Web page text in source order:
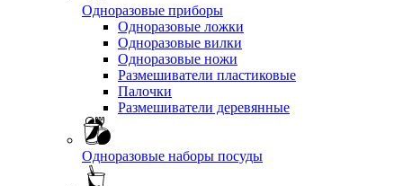
Одноразовые приборы
Одноразовые ложки
Одноразовые вилки
Одноразовые ножи
Размешиватели пластиковые
Палочки
Размешиватели деревянные
Одноразовые наборы посуды